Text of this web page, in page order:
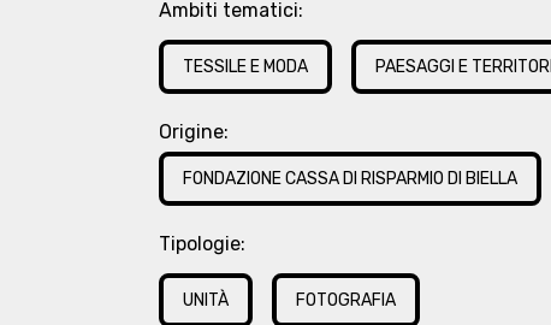
Ambiti tematici:
TESSILE E MODA PAESAGGI E TERRITORI
Origine:
FONDAZIONE CASSA DI RISPARMIO DI BIELLA
Tipologie:
UNITÀ FOTOGRAFIA